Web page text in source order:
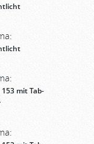
mit Tab-